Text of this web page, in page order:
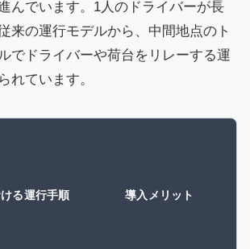
んでいます。1人のドライバーが長
来の運行モデルから、中間地点のト
でドライバーや荷台をリレーする運
れています。
る運行手順 導入メリット